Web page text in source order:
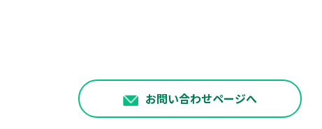
お問い合わせページへ